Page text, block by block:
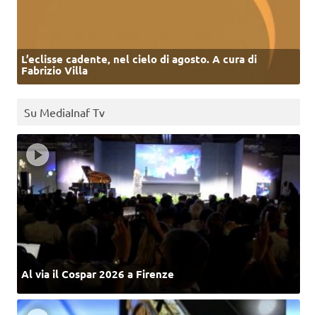
L’eclisse cadente, nel cielo di agosto. A cura di
Fabrizio Villa
Su MediaInaf Tv
Al via il Cospar 2026 a Firenze